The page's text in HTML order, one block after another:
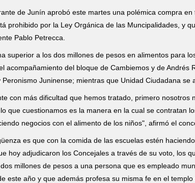
de Junín aprobó este martes una polémica compra
prohibido por la Ley Orgánica de las Muncipalidades, y
Pablo Petrecca.
superior a los dos millones de pesos en alimentos para
acompañamiento del bloque de Cambiemos y de Andrés
Juninense; mientras que Unidad Ciudadana se
con más dificultad que hemos tratado, primero nosotros
que cuestionamos es la manera en la cual se contratan
negocios con el alimento de los niños", afirmó el
es que con la comida de las escuelas estén
hoy adjudicaron los Concejales a través de su voto, los
millones de pesos a una persona que es empleado
este año y que además profesa su misma fe en el